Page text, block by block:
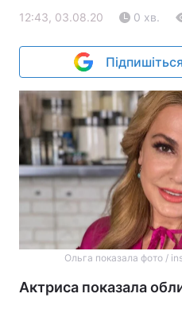
12:43, 03.08.20 0 хв.
Ольга показала фото /
Актриса показала